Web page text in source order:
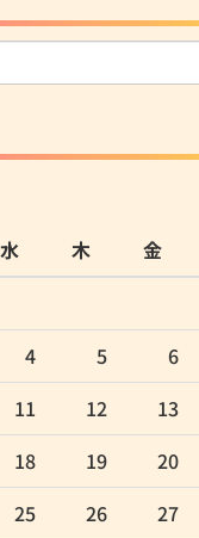
水 木 金
4 5 6
11 12 13
18 19 20
25 26 27